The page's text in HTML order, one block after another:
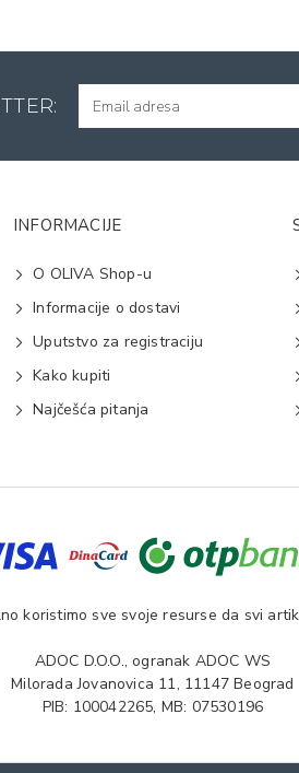
INFORMACIJE
O OLIVA Shop-u
Informacije o dostavi
Uputstvo za registraciju
Kako kupiti
Najčešća pitanja
koristimo sve svoje resurse da svi
ADOC D.O.O., ogranak ADOC WS
Milorada Jovanovica 11, 11147 Beograd
PIB: 100042265, MB: 07530196